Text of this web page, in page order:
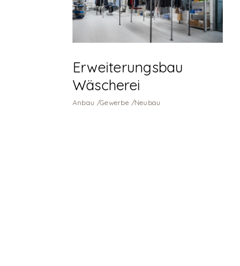
Erweiterungsbau
Wäscherei
Anbau Gewerbe Neubau